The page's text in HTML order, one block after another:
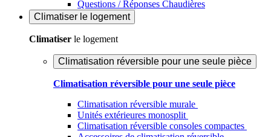
Questions / Réponses Chaudières
Climatiser le logement
Climatiser le logement
Climatisation réversible pour une seule pièce
Climatisation réversible pour une seule pièce
Climatisation réversible murale
Unités extérieures monosplit
Climatisation réversible consoles compactes